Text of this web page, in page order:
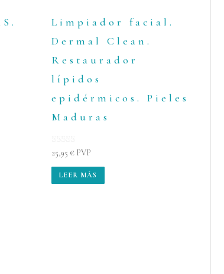
Limpiador facial.
Dermal Clean.
Restaurador
lípidos
epidérmicos. Pieles
Maduras
Valorado con
5.00
de 5
25,95€ PVP
LEER MÁS